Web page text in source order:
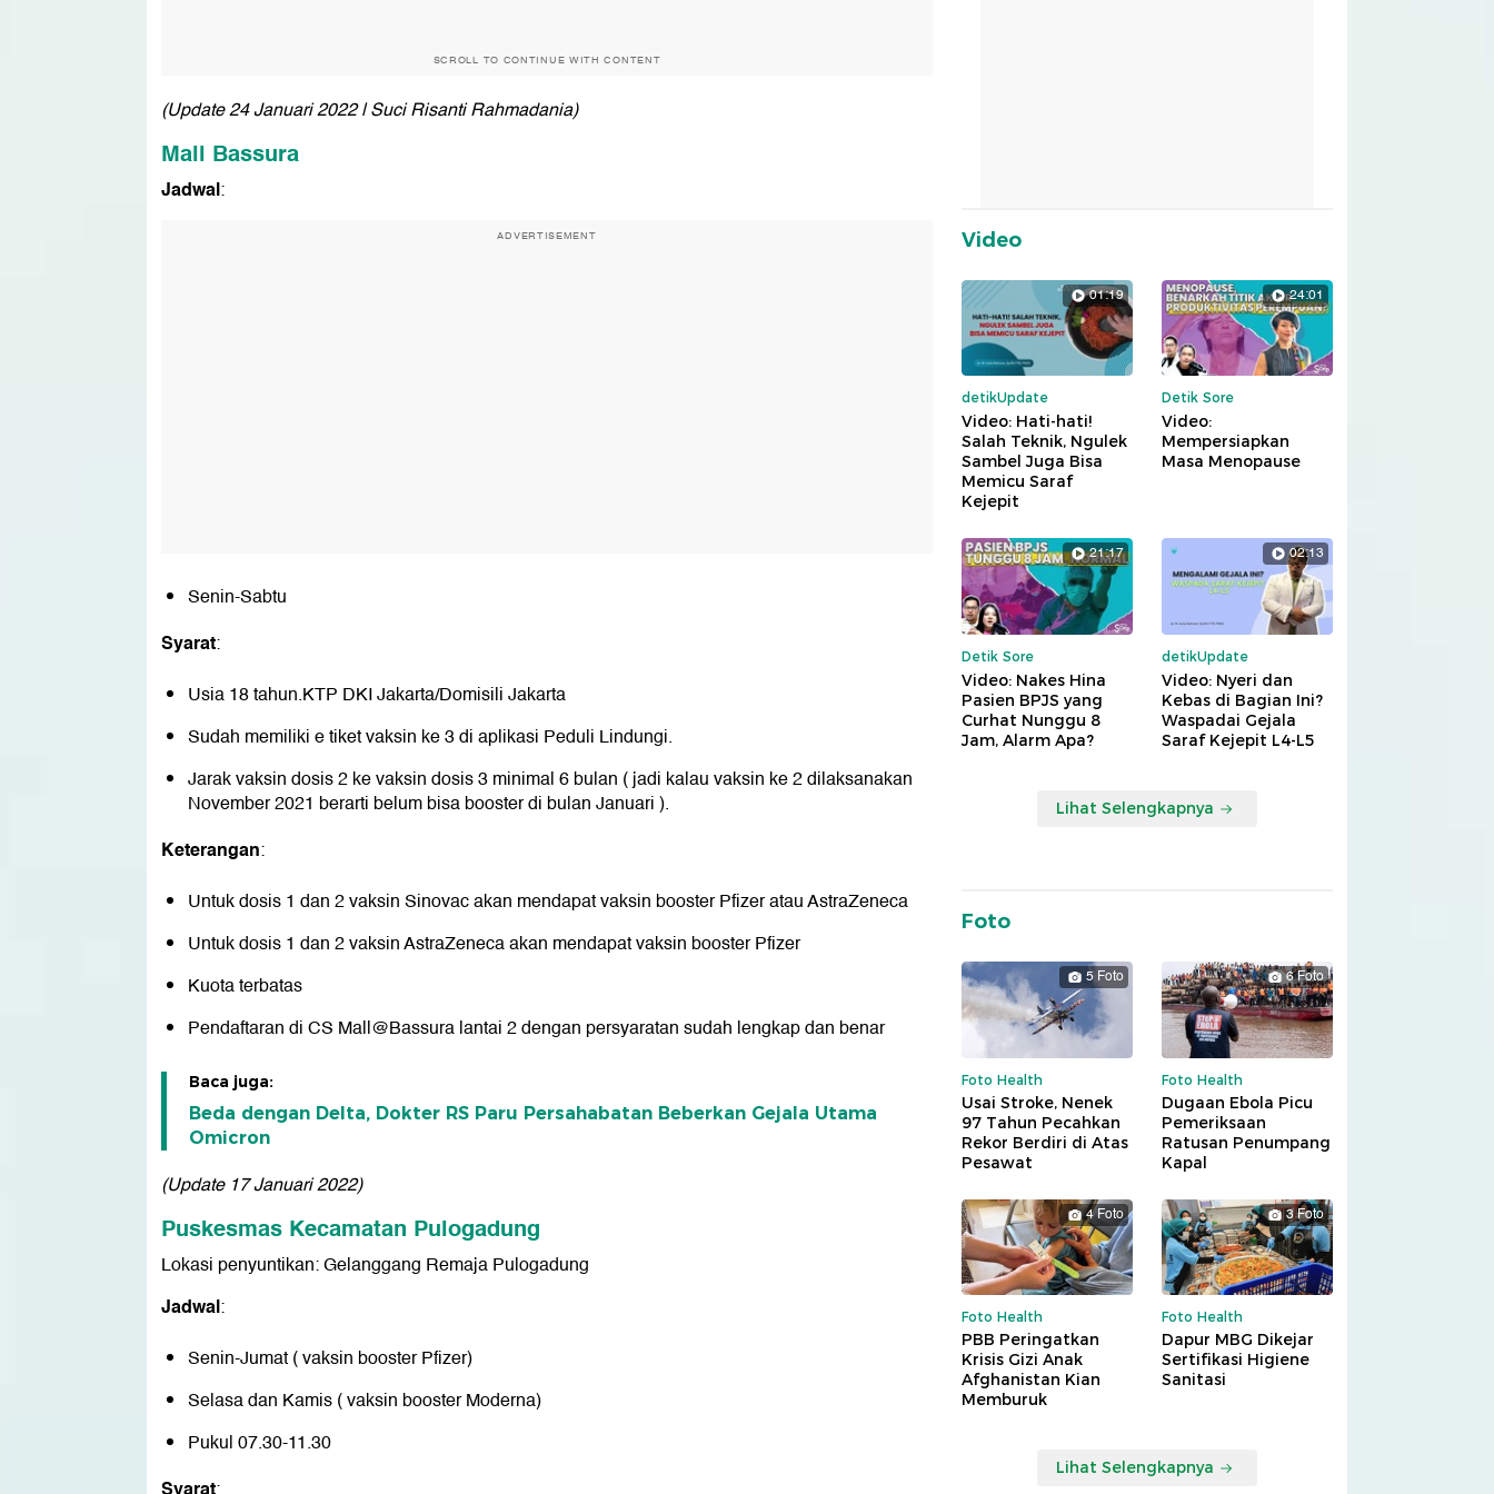
SCROLL TO CONTINUE WITH CONTENT
(Update 24 Januari 2022 | Suci Risanti Rahmadania)
Mall Bassura
Jadwal:
ADVERTISEMENT
Senin-Sabtu
Syarat:
Usia 18 tahun.KTP DKI Jakarta/Domisili Jakarta
Sudah memiliki e tiket vaksin ke 3 di aplikasi Peduli Lindungi.
Jarak vaksin dosis 2 ke vaksin dosis 3 minimal 6 bulan ( jadi kalau vaksin ke 2 dilaksanakan
November 2021 berarti belum bisa booster di bulan Januari ).
Keterangan:
Untuk dosis 1 dan 2 vaksin Sinovac akan mendapat vaksin booster Pfizer atau AstraZeneca
Untuk dosis 1 dan 2 vaksin AstraZeneca akan mendapat vaksin booster Pfizer
Kuota terbatas
Pendaftaran di CS Mall@Bassura lantai 2 dengan persyaratan sudah lengkap dan benar
Baca juga:
Beda dengan Delta, Dokter RS Paru Persahabatan Beberkan Gejala Utama
Omicron
(Update 17 Januari 2022)
Puskesmas Kecamatan Pulogadung
Lokasi penyuntikan: Gelanggang Remaja Pulogadung
Jadwal:
Senin-Jumat ( vaksin booster Pfizer)
Selasa dan Kamis ( vaksin booster Moderna)
Pukul 07.30-11.30
Video
01:19
detikUpdate
Video: Hati-hati!
Salah Teknik, Ngulek
Sambel Juga Bisa
Memicu Saraf
Kejepit
24:01
Detik Sore
Video:
Mempersiapkan
Masa Menopause
21:17
Detik Sore
Video: Nakes Hina
Pasien BPJS yang
Curhat Nunggu 8
Jam, Alarm Apa?
02:13
detikUpdate
Video: Nyeri dan
Kebas di Bagian Ini?
Waspadai Gejala
Saraf Kejepit L4-L5
Lihat Selengkapnya
Foto
5 Foto
Foto Health
Usai Stroke, Nenek
97 Tahun Pecahkan
Rekor Berdiri di Atas
Pesawat
6 Foto
Foto Health
Dugaan Ebola Picu
Pemeriksaan
Ratusan Penumpang
Kapal
4 Foto
Foto Health
PBB Peringatkan
Krisis Gizi Anak
Afghanistan Kian
Memburuk
3 Foto
Foto Health
Dapur MBG Dikejar
Sertifikasi Higiene
Sanitasi
Lihat Selengkapnya